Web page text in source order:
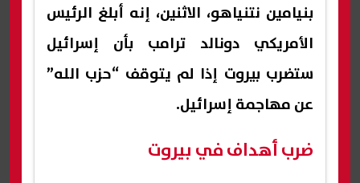
بنيامين نتنياهو، الاثنين، إنه أبلغ الرئيس
الأمريكي دونالد ترامب بأن إسرائيل
ستضرب بيروت إذا لم يتوقف “حزب الله”
عن مهاجمة إسرائيل.
ضرب أهداف في بيروت